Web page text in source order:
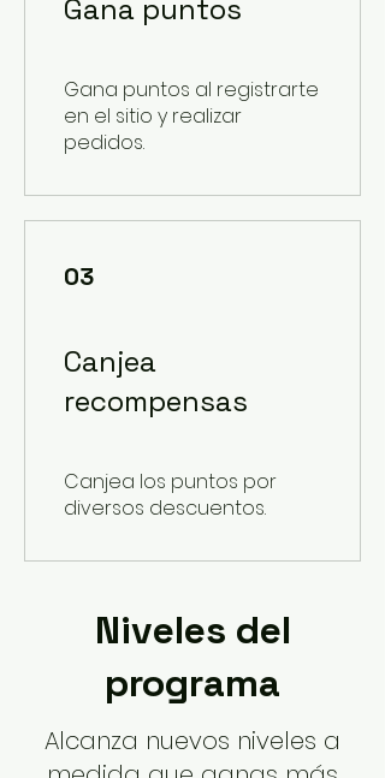
Gana puntos
Gana puntos al registrarte
en el sitio y realizar
pedidos.
03
Canjea
recompensas
Canjea los puntos por
diversos descuentos.
Niveles del
programa
Alcanza nuevos niveles a